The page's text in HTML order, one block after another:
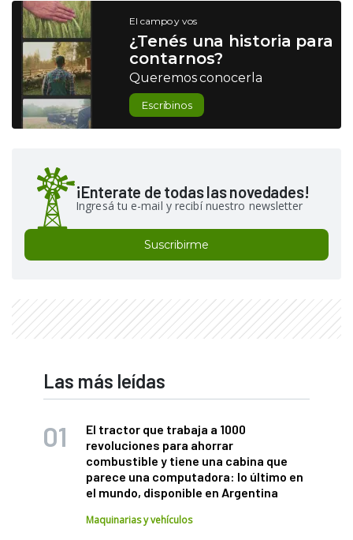
El campo y vos
¿Tenés una historia para
contarnos?
Queremos conocerla
Escribinos
¡Enterate de todas las novedades!
Ingresá tu e-mail y recibí nuestro newsletter
Suscribirme
Las más leídas
El tractor que trabaja a 1000
revoluciones para ahorrar
combustible y tiene una cabina que
parece una computadora: lo último en
el mundo, disponible en Argentina
Maquinarias y vehículos